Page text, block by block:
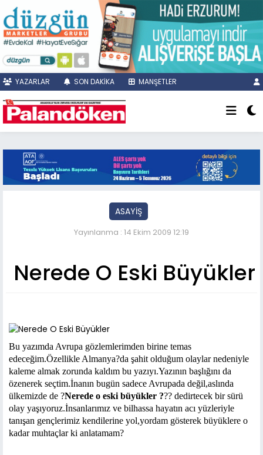
YAZARLAR SON DAKİKA MANŞETLER
ASAYİŞ
Yayınlanma : 14 Ekim 2009 12:19
Nerede O Eski Büyükler
Bu yazımda Avrupa gözlemlerimden birine temas
edeceğim.Özellikle Almanya?da şahit olduğum olaylar nedeniyle
kaleme almak zorunda kaldım bu yazıyı.Yazının başlığını da
özenerek seçtim.İnanın bugün sadece Avrupada değil,aslında
ülkemizde de ?Nerede o eski büyükler ??? dedirtecek bir sürü
olay yaşıyoruz.İnsanlarımız ve bilhassa hayatın acı yüzleriyle
tanışan gençlerimiz kendilerine yol,yordam gösterek büyüklere o
kadar muhtaçlar ki anlatamam?